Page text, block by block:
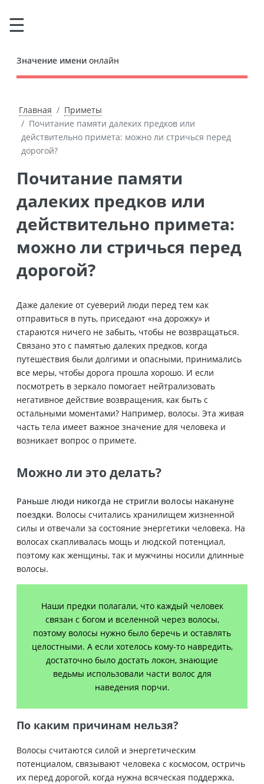
Значение имени онлайн
Главная
Приметы
Почитание памяти далеких предков или
действительно примета: можно ли стричься перед
дорогой?
Почитание памяти
далеких предков или
действительно примета:
можно ли стричься перед
дорогой?
Даже далекие от суеверий люди перед тем как
отправиться в путь, приседают «на дорожку» и
стараются ничего не забыть, чтобы не возвращаться.
Связано это с памятью далеких предков, когда
путешествия были долгими и опасными, принимались
все меры, чтобы дорога прошла хорошо. И если
посмотреть в зеркало помогает нейтрализовать
негативное действие возвращения, как быть с
остальными моментами? Например, волосы. Эта живая
часть тела имеет важное значение для человека и
возникает вопрос о примете.
Можно ли это делать?
Раньше люди никогда не стригли волосы накануне
поездки. Волосы считались хранилищем жизненной
силы и отвечали за состояние энергетики человека. На
волосах скапливалась мощь и людской потенциал,
поэтому как женщины, так и мужчины носили длинные
волосы.
Наши предки полагали, что каждый человек
связан с богом и вселенной через волосы,
поэтому волосы нужно было беречь и оставлять
целостными. А если хотелось кому-то навредить,
достаточно было достать локон, знающие
ведьмы использовали части волос для
наведения порчи.
По каким причинам нельзя?
Волосы считаются силой и энергетическим
потенциалом, связывают человека с космосом, остричь
их перед дорогой, когда нужна всяческая поддержка,